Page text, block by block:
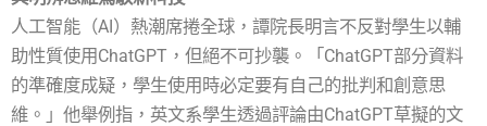
人工智能（AI）熱潮席捲全球，譚院長明言不反對學生以輔
助性質使用ChatGPT，但絕不可抄襲。「ChatGPT部分資料
的準確度成疑，學生使用時必定要有自己的批判和創意思
維。」他舉例指，英文系學生透過評論由ChatGPT草擬的文